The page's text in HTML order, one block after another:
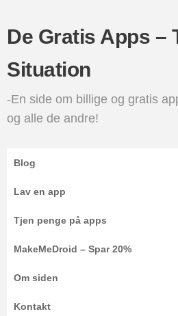
De Gratis Apps –
Situation
-En side om billige og gratis
og alle de andre!
Blog
Lav en app
Tjen penge på apps
MakeMeDroid – Spar 20%
Om siden
Kontakt